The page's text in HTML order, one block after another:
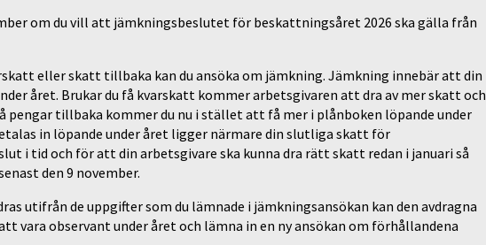
om du vill att jämkningsbeslutet för beskattningsåret 2026 ska gälla från
eller skatt tillbaka kan du ansöka om jämkning. Jämkning innebär att din
året. Brukar du få kvarskatt kommer arbetsgivaren att dra av mer skatt och
pengar tillbaka kommer du nu i stället att få mer i plånboken löpande under
in löpande under året ligger närmare din slutliga skatt för
i tid och för att din arbetsgivare ska kunna dra rätt skatt redan i januari så
den 9 november.
utifrån de uppgifter som du lämnade i jämkningsansökan kan den avdragna
vara observant under året och lämna in en ny ansökan om förhållandena